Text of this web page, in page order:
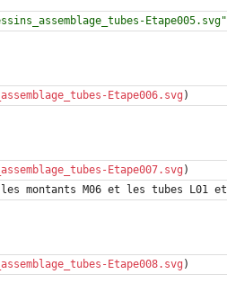
Etape005.svg"
Etape006.svg
Etape007.svg
Etape008.svg